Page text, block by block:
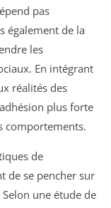
pas
également de la
les
En intégrant
réalités des
plus forte
comportements.
de
de se pencher sur
une étude de